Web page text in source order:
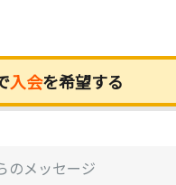
入会を希望する
のメッセージ